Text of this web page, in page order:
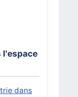
l'espace
dans